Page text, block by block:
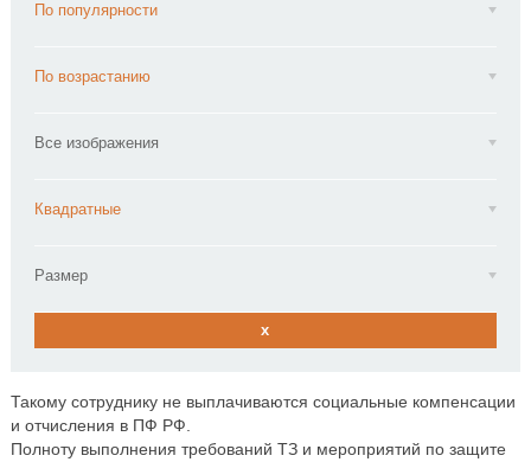
По популярности
По возрастанию
Все изображения
Квадратные
Размер
x
Такому сотруднику не выплачиваются социальные компенсации
и отчисления в ПФ РФ.
Полноту выполнения требований ТЗ и мероприятий по защите